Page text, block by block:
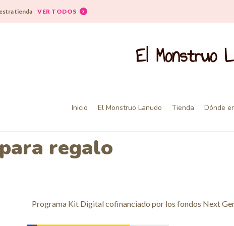
tienda VER TODOS
El Monstruo
Inicio El Monstruo Lanudo Tienda Dónde
regalo
Programa Kit Digital cofinanciado por los fondos Next